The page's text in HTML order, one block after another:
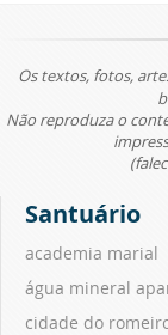
Os textos, fotos,
Não reproduza o
Santuário
academia marial
água mineral
cidade do